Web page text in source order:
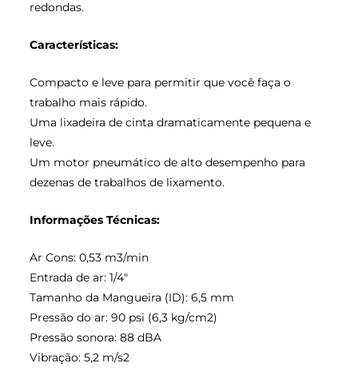
redondas.
Características:
Compacto e leve para permitir que você faça o
trabalho mais rápido.
Uma lixadeira de cinta dramaticamente pequena e
leve.
Um motor pneumático de alto desempenho para
dezenas de trabalhos de lixamento.
Informações Técnicas:
Ar Cons: 0,53 m3/min
Entrada de ar: 1/4″
Tamanho da Mangueira (ID): 6,5 mm
Pressão do ar: 90 psi (6,3 kg/cm2)
Pressão sonora: 88 dBA
Vibração: 5,2 m/s2